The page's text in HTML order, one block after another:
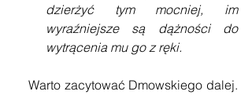
dzierżyć tym mocniej, im
wyraźniejsze są dążności do
wytrącenia mu go z ręki.
Warto zacytować Dmowskiego dalej.